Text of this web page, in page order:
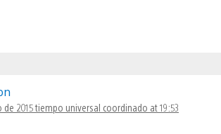
de 2015 tiempo universal coordinado at 19:53